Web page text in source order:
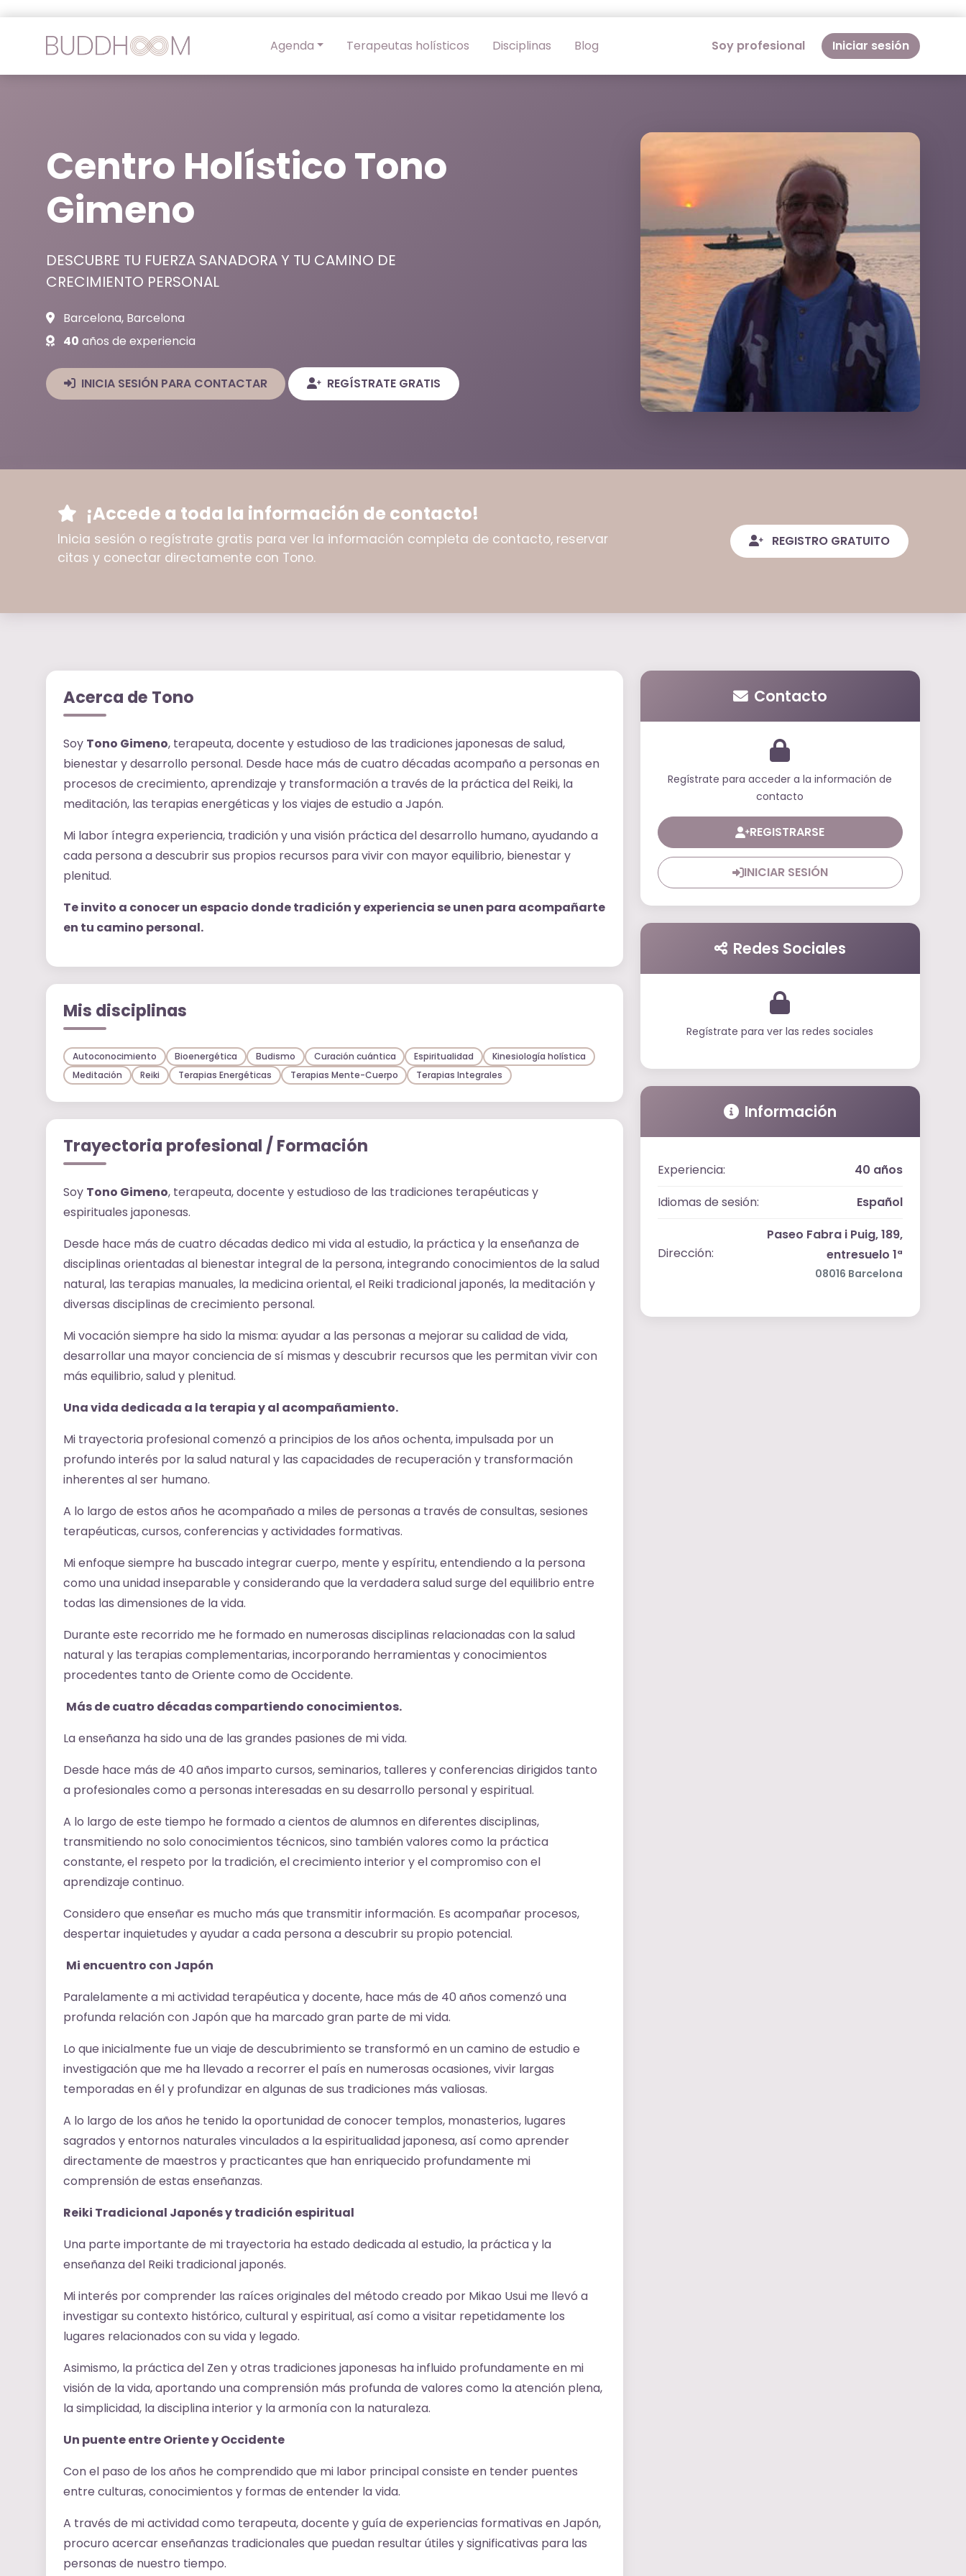
Agenda Terapeutas holísticos Disciplinas Blog Soy profesional Iniciar sesión
Centro Holístico Tono
Gimeno
DESCUBRE TU FUERZA SANADORA Y TU CAMINO DE
CRECIMIENTO PERSONAL
Barcelona, Barcelona
40 años de experiencia
INICIA SESIÓN PARA CONTACTAR REGÍSTRATE GRATIS
¡Accede a toda la información de contacto!
Inicia sesión o regístrate gratis para ver la información completa de contacto, reservar
citas y conectar directamente con Tono.
REGISTRO GRATUITO
Acerca de Tono
Soy Tono Gimeno, terapeuta, docente y estudioso de las tradiciones japonesas de salud,
bienestar y desarrollo personal. Desde hace más de cuatro décadas acompaño a personas en
procesos de crecimiento, aprendizaje y transformación a través de la práctica del Reiki, la
meditación, las terapias energéticas y los viajes de estudio a Japón.
Mi labor íntegra experiencia, tradición y una visión práctica del desarrollo humano, ayudando a
cada persona a descubrir sus propios recursos para vivir con mayor equilibrio, bienestar y
plenitud.
Te invito a conocer un espacio donde tradición y experiencia se unen para acompañarte
en tu camino personal.
Mis disciplinas
Autoconocimiento Bioenergética Budismo Curación cuántica Espiritualidad
Kinesiología holística
Meditación
Reiki Terapias Energéticas Terapias Mente-Cuerpo Terapias Integrales
Trayectoria profesional / Formación
Soy Tono Gimeno, terapeuta, docente y estudioso de las tradiciones terapéuticas y
espirituales japonesas.
Desde hace más de cuatro décadas dedico mi vida al estudio, la práctica y la enseñanza de
disciplinas orientadas al bienestar integral de la persona, integrando conocimientos de la salud
natural, las terapias manuales, la medicina oriental, el Reiki tradicional japonés, la meditación y
diversas disciplinas de crecimiento personal.
Mi vocación siempre ha sido la misma: ayudar a las personas a mejorar su calidad de vida,
desarrollar una mayor conciencia de sí mismas y descubrir recursos que les permitan vivir con
más equilibrio, salud y plenitud.
Una vida dedicada a la terapia y al acompañamiento.
Mi trayectoria profesional comenzó a principios de los años ochenta, impulsada por un
profundo interés por la salud natural y las capacidades de recuperación y transformación
inherentes al ser humano.
A lo largo de estos años he acompañado a miles de personas a través de consultas, sesiones
terapéuticas, cursos, conferencias y actividades formativas.
Mi enfoque siempre ha buscado integrar cuerpo, mente y espíritu, entendiendo a la persona
como una unidad inseparable y considerando que la verdadera salud surge del equilibrio entre
todas las dimensiones de la vida.
Durante este recorrido me he formado en numerosas disciplinas relacionadas con la salud
natural y las terapias complementarias, incorporando herramientas y conocimientos
procedentes tanto de Oriente como de Occidente.
Más de cuatro décadas compartiendo conocimientos.
La enseñanza ha sido una de las grandes pasiones de mi vida.
Desde hace más de 40 años imparto cursos, seminarios, talleres y conferencias dirigidos tanto
a profesionales como a personas interesadas en su desarrollo personal y espiritual.
A lo largo de este tiempo he formado a cientos de alumnos en diferentes disciplinas,
transmitiendo no solo conocimientos técnicos, sino también valores como la práctica
constante, el respeto por la tradición, el crecimiento interior y el compromiso con el
aprendizaje continuo.
Considero que enseñar es mucho más que transmitir información. Es acompañar procesos,
despertar inquietudes y ayudar a cada persona a descubrir su propio potencial.
Mi encuentro con Japón
Paralelamente a mi actividad terapéutica y docente, hace más de 40 años comenzó una
profunda relación con Japón que ha marcado gran parte de mi vida.
Lo que inicialmente fue un viaje de descubrimiento se transformó en un camino de estudio e
investigación que me ha llevado a recorrer el país en numerosas ocasiones, vivir largas
temporadas en él y profundizar en algunas de sus tradiciones más valiosas.
A lo largo de los años he tenido la oportunidad de conocer templos, monasterios, lugares
sagrados y entornos naturales vinculados a la espiritualidad japonesa, así como aprender
directamente de maestros y practicantes que han enriquecido profundamente mi
comprensión de estas enseñanzas.
Reiki Tradicional Japonés y tradición espiritual
Una parte importante de mi trayectoria ha estado dedicada al estudio, la práctica y la
enseñanza del Reiki tradicional japonés.
Mi interés por comprender las raíces originales del método creado por Mikao Usui me llevó a
investigar su contexto histórico, cultural y espiritual, así como a visitar repetidamente los
lugares relacionados con su vida y legado.
Asimismo, la práctica del Zen y otras tradiciones japonesas ha influido profundamente en mi
visión de la vida, aportando una comprensión más profunda de valores como la atención plena,
la simplicidad, la disciplina interior y la armonía con la naturaleza.
Un puente entre Oriente y Occidente
Con el paso de los años he comprendido que mi labor principal consiste en tender puentes
entre culturas, conocimientos y formas de entender la vida.
A través de mi actividad como terapeuta, docente y guía de experiencias formativas en Japón,
procuro acercar enseñanzas tradicionales que puedan resultar útiles y significativas para las
personas de nuestro tiempo.
Contacto
Regístrate para acceder a la información de
contacto
REGISTRARSE
INICIAR SESIÓN
Redes Sociales
Regístrate para ver las redes sociales
Información
Experiencia:
40 años
Idiomas de sesión:
Español
Dirección:
Paseo Fabra i Puig, 189,
entresuelo 1ª
08016 Barcelona